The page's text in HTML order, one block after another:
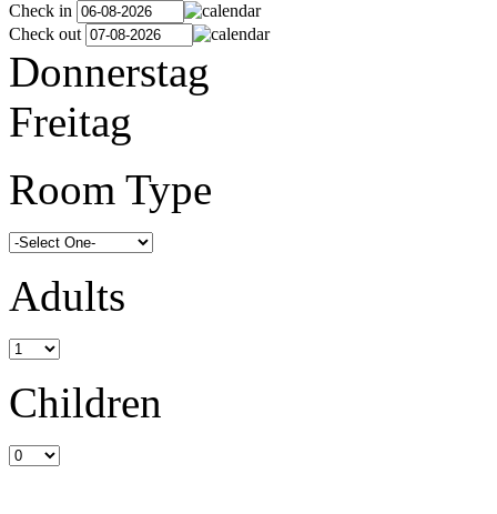
Check in
Check out
Donnerstag
Freitag
Room Type
Adults
Children